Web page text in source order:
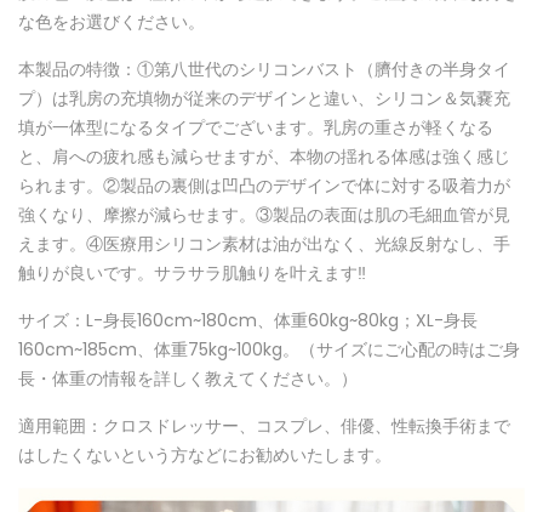
な色をお選びください。
本製品の特徴：①第八世代のシリコンバスト（臍付きの半身タイ
プ）は乳房の充填物が従来のデザインと違い、シリコン＆気嚢充
填が一体型になるタイプでございます。乳房の重さが軽くなる
と、肩への疲れ感も減らせますが、本物の揺れる体感は強く感じ
られます。②製品の裏側は凹凸のデザインで体に対する吸着力が
強くなり、摩擦が減らせます。③製品の表面は肌の毛細血管が見
えます。④医療用シリコン素材は油が出なく、光線反射なし、手
触りが良いです。サラサラ肌触りを叶えます‼
サイズ：L-身長160cm~180cm、体重60kg~80kg；XL-身長
160cm~185cm、体重75kg~100kg。（サイズにご心配の時はご身
長・体重の情報を詳しく教えてください。）
適用範囲：クロスドレッサー、コスプレ、俳優、性転換手術まで
はしたくないという方などにお勧めいたします。